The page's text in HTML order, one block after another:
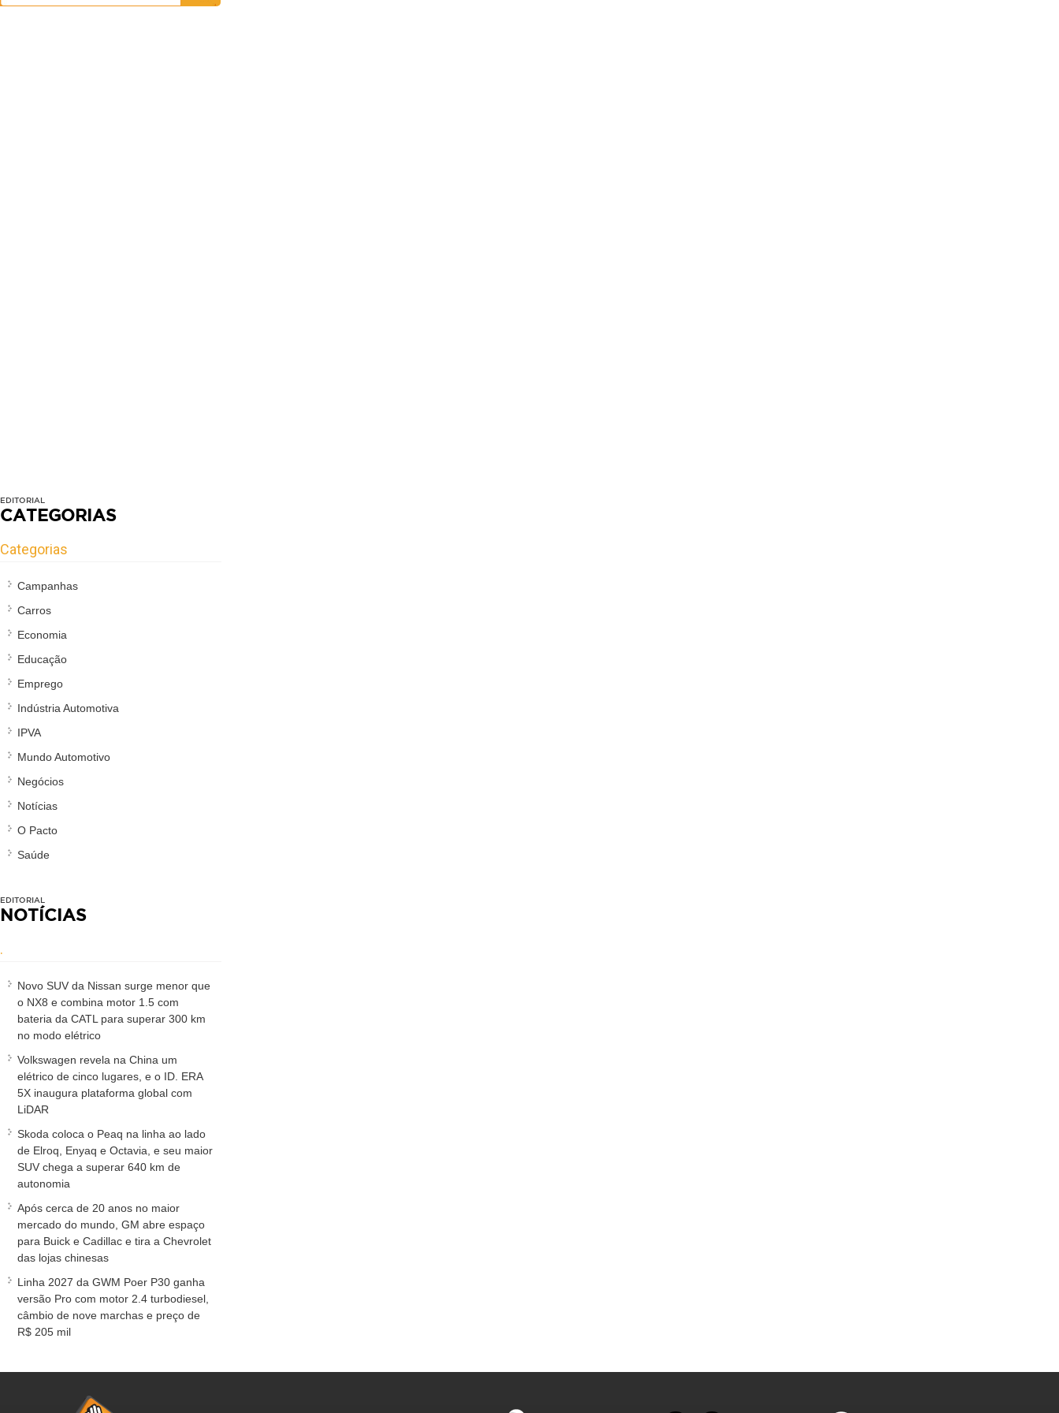
EDITORIAL
CATEGORIAS
Categorias
Campanhas
Carros
Economia
Educação
Emprego
Indústria Automotiva
IPVA
Mundo Automotivo
Negócios
Notícias
O Pacto
Saúde
EDITORIAL
NOTÍCIAS
.
Novo SUV da Nissan surge menor que
o NX8 e combina motor 1.5 com
bateria da CATL para superar 300 km
no modo elétrico
Volkswagen revela na China um
elétrico de cinco lugares, e o ID. ERA
5X inaugura plataforma global com
LiDAR
Skoda coloca o Peaq na linha ao lado
de Elroq, Enyaq e Octavia, e seu maior
SUV chega a superar 640 km de
autonomia
Após cerca de 20 anos no maior
mercado do mundo, GM abre espaço
para Buick e Cadillac e tira a Chevrolet
das lojas chinesas
Linha 2027 da GWM Poer P30 ganha
versão Pro com motor 2.4 turbodiesel,
câmbio de nove marchas e preço de
R$ 205 mil